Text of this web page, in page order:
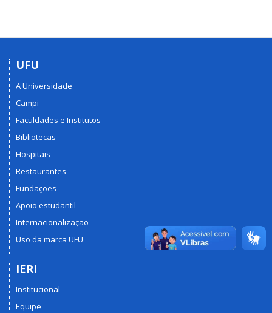
UFU
A Universidade
Campi
Faculdades e Institutos
Bibliotecas
Hospitais
Restaurantes
Fundações
Apoio estudantil
Internacionalização
Uso da marca UFU
IERI
Institucional
Equipe